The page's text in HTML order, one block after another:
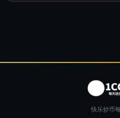
快乐炒币